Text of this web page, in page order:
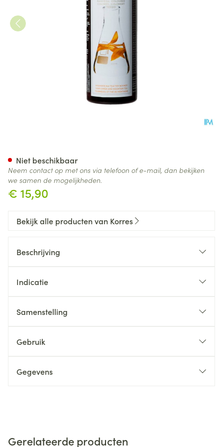
€ 15,90
Niet beschikbaar
Neem contact op met ons via telefoon of e-mail, dan bekijken
we samen de mogelijkheden.
Bekijk alle producten van Korres
Beschrijving
Indicatie
Samenstelling
Gebruik
Gegevens
Gerelateerde producten